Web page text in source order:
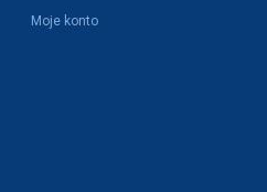
Moje konto